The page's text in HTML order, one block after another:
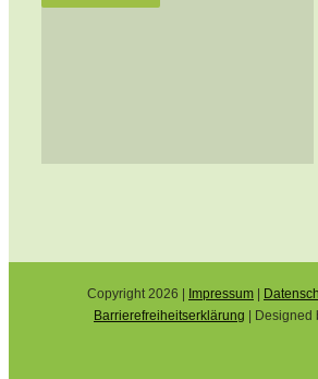
Copyright2026 | Impressum
Barrierefreiheitserklärung | Designed